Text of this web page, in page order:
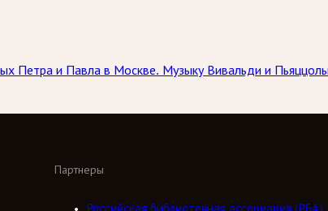
Петра и Павла в Москве. Музыку Вивальди и
Партнеры